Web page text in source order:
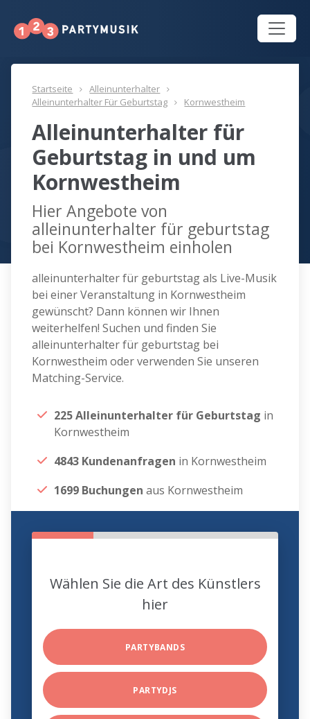
Startseite
Alleinunterhalter
Alleinunterhalter Für Geburtstag
Kornwestheim
Alleinunterhalter für
Geburtstag in und um
Kornwestheim
Hier Angebote von
alleinunterhalter für geburtstag
bei Kornwestheim einholen
alleinunterhalter für geburtstag als Live-Musik
bei einer Veranstaltung in Kornwestheim
gewünscht? Dann können wir Ihnen
weiterhelfen! Suchen und finden Sie
alleinunterhalter für geburtstag bei
Kornwestheim oder verwenden Sie unseren
Matching-Service.
225 Alleinunterhalter für Geburtstag in
Kornwestheim
4843 Kundenanfragen in Kornwestheim
1699 Buchungen aus Kornwestheim
Wählen Sie die Art des Künstlers
hier
PARTYBANDS
PARTYDJS